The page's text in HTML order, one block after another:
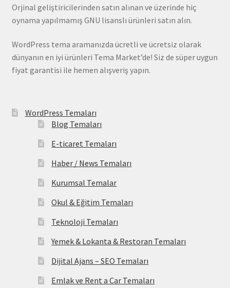
Orjinal geliştiricilerinden satın alınan ve üzerinde hiç
oynama yapılmamış GNU lisanslı ürünleri satın alın.
WordPress tema aramanızda ücretli ve ücretsiz olarak
dünyanın en iyi ürünleri Tema Market’de! Siz de süper uygun
fiyat garantisi ile hemen alışveriş yapın.
WordPress Temaları
Blog Temaları
E-ticaret Temaları
Haber / News Temaları
Kurumsal Temalar
Okul & Eğitim Temaları
Teknoloji Temaları
Yemek & Lokanta & Restoran Temaları
Dijital Ajans – SEO Temaları
Emlak ve Rent a Car Temaları